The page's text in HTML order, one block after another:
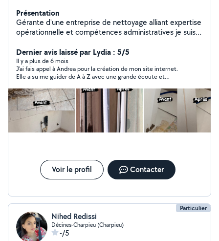
Présentation
Gérante d'une entreprise de nettoyage alliant expertise
opérationnelle et compétences administratives je suis
professionnalisme. Découvrez comment je peux
apporter ma touche unique à votre environnement !
Dernier avis laissé par Lydia : 5/5
Il y a plus de 6 mois
J'ai fais appel à Andrea pour la création de mon site internet.
Elle a su me guider de A à Z avec une grande écoute et
l’identité visuelle, la typographie, le choix des couleurs, jusqu’à
la mise en ligne finale du site, elle a tout géré avec une
précision. Très réactive, merci
Voir le profil Contacter
Particulier
Nihed Redissi
Décines-Charpieu (Charpieu)
-/5